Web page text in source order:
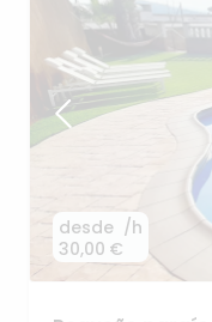
desde
30,00 €
/h